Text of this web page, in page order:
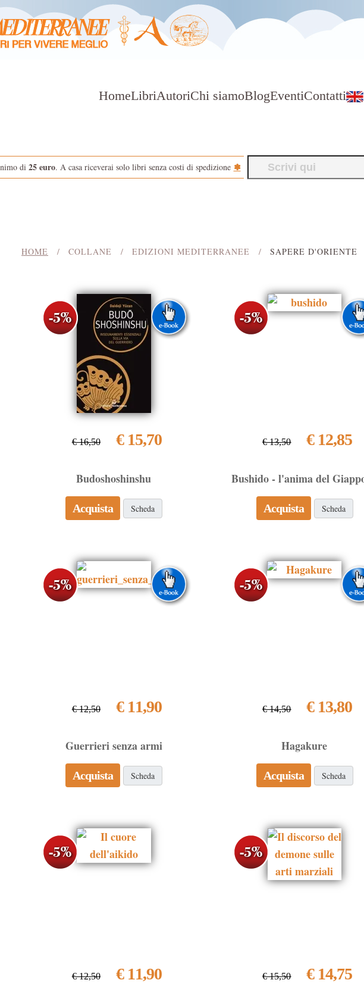
HomeLibriAutoriChi siamoBlogEventiContatti
di 25 euro. A casa riceverai solo libri senza costi di spedizione ✽
HOME COLLANE EDIZIONI MEDITERRANEE SAPERE D'ORIENTE
€ 16,50 € 15,70
Budoshoshinshu
Acquista Scheda
€ 13,50 € 12,85
Bushido - l'anima del
Acquista Scheda
€ 12,50 € 11,90
Guerrieri senza armi
Acquista Scheda
€ 14,50 € 13,80
Hagakure
Acquista Scheda
€ 12,50 € 11,90 € 15,50 € 14,75